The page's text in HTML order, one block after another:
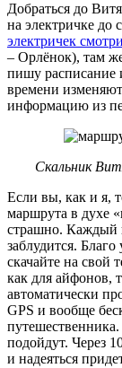
Добраться до
на электричке до
электричек
– Орлёнок), там
пишу расписание
времени
информацию из
Скальник
Если вы, как и я,
маршрута в духе
страшно. Каждый
заблудится.
скачайте на свой
как для айфонов,
автоматически
GPS и вообще
подойдут. Через
и надеяться